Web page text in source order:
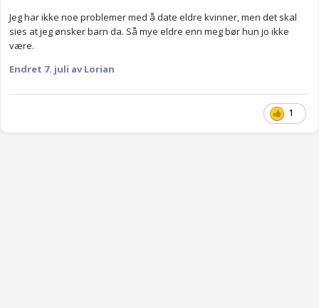
Jeg har ikke noe problemer med å date eldre kvinner, men det skal
sies at jeg ønsker barn da. Så mye eldre enn meg bør hun jo ikke
være.
Endret 7. juli av Lorian
1